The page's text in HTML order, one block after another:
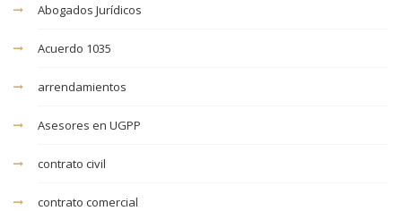
Abogados Jurídicos
Acuerdo 1035
arrendamientos
Asesores en UGPP
contrato civil
contrato comercial